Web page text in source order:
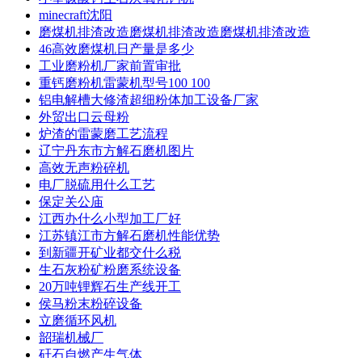
minecraft沈阳
磨煤机排渣改造磨煤机排渣改造磨煤机排渣改造
46高效磨煤机日产量是多少
工业磨粉机厂家前置审批
重钙磨粉机雷蒙机型号100 100
铝电解槽大修渣超细粉体加工设备厂家
外贸出口云母粉
炉渣的雷蒙磨工艺流程
辽宁丹东市方解石磨机图片
高效无声粉碎机
电厂脱硫用什么工艺
保定关公庙
江西办什么小型加工厂好
江苏镇江市方解石磨机性能优势
到新疆开矿业都交什么税
生石灰粉矿粉磨系统设备
20万吨锂辉石生产线开工
侯马粉末粉碎设备
立磨循环风机
韶瑞机械厂
矸石自燃产生气体